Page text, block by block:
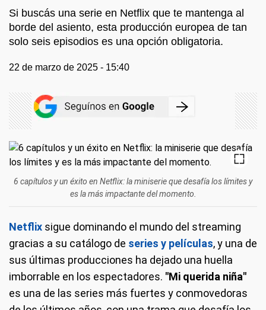
Si buscás una serie en Netflix que te mantenga al
borde del asiento, esta producción europea de tan
solo seis episodios es una opción obligatoria.
22 de marzo de 2025 - 15:40
6 capítulos y un éxito en Netflix: la miniserie que desafía los límites y
es la más impactante del momento.
Netflix sigue dominando el mundo del streaming
gracias a su catálogo de series y películas, y una de
sus últimas producciones ha dejado una huella
imborrable en los espectadores. "Mi querida niña"
es una de las series más fuertes y conmovedoras